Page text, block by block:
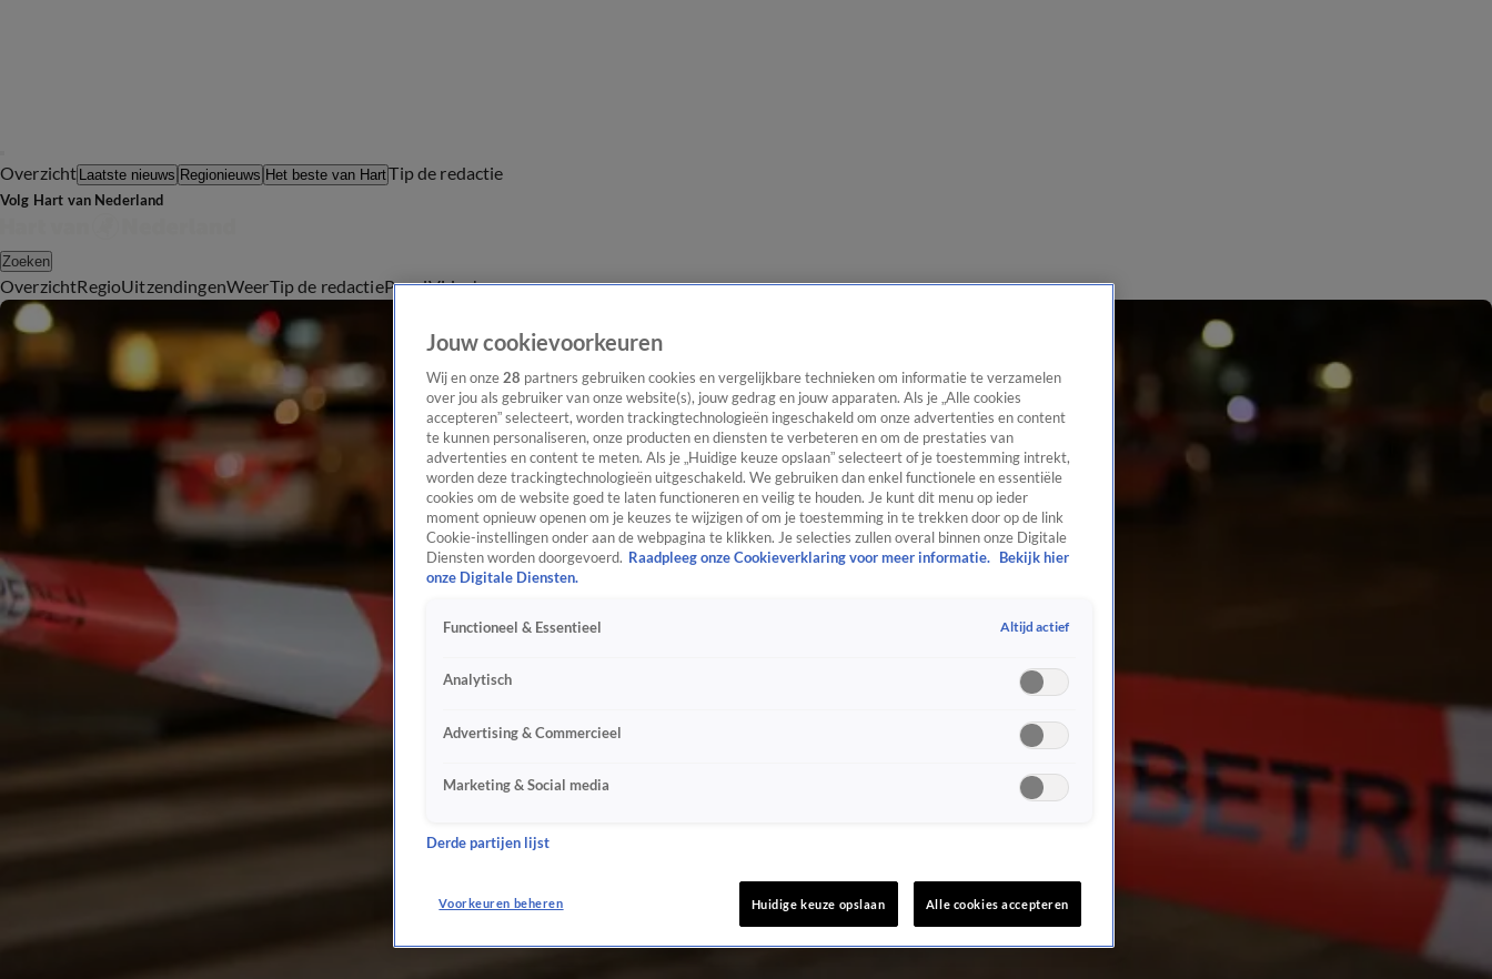
Overzicht Laatste nieuws Regionieuws Het beste van HartTip de redactie
Volg Hart van Nederland
Zoeken
OverzichtRegioUitzendingenWeerTip de redactiePanelVideo's
Jouw cookievoorkeuren
Wij en onze 28 partners gebruiken cookies en vergelijkbare technieken om informatie te verzamelen
over jou als gebruiker van onze website(s), jouw gedrag en jouw apparaten. Als je „Alle cookies
accepteren” selecteert, worden trackingtechnologieën ingeschakeld om onze advertenties en content
te kunnen personaliseren, onze producten en diensten te verbeteren en om de prestaties van
advertenties en content te meten. Als je „Huidige keuze opslaan” selecteert of je toestemming intrekt,
worden deze trackingtechnologieën uitgeschakeld. We gebruiken dan enkel functionele en essentiële
cookies om de website goed te laten functioneren en veilig te houden. Je kunt dit menu op ieder
moment opnieuw openen om je keuzes te wijzigen of om je toestemming in te trekken door op de link
Cookie-instellingen onder aan de webpagina te klikken. Je selecties zullen overal binnen onze Digitale
Diensten worden doorgevoerd. Raadpleeg onze Cookieverklaring voor meer informatie. Bekijk hier
onze Digitale Diensten.
Functioneel & Essentieel Altijd actief
Analytisch
Advertising & Commercieel
Marketing & Social media
Derde partijen lijst
Voorkeuren beheren Huidige keuze opslaan Alle cookies accepteren